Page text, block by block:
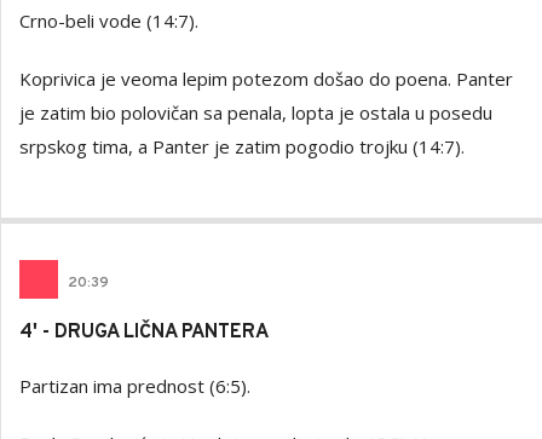
Crno-beli vode (14:7).
Koprivica je veoma lepim potezom došao do poena. Panter
je zatim bio polovičan sa penala, lopta je ostala u posedu
srpskog tima, a Panter je zatim pogodio trojku (14:7).
20:39
4' - DRUGA LIČNA PANTERA
Partizan ima prednost (6:5).